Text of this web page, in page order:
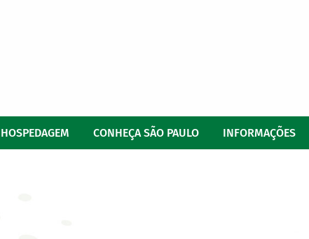
HOSPEDAGEM CONHEÇA SÃO PAULO INFORMAÇÕES